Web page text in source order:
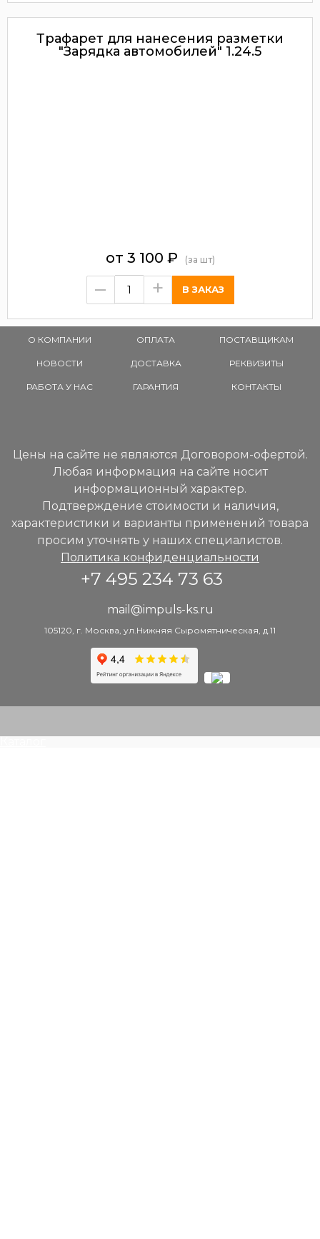
Трафарет для нанесения разметки
"Зарядка автомобилей" 1.24.5
от 3 100 ₽ (за шт)
– +
О КОМПАНИИ
НОВОСТИ
РАБОТА У НАС
ОПЛАТА
ДОСТАВКА
ГАРАНТИЯ
ПОСТАВЩИКАМ
РЕКВИЗИТЫ
КОНТАКТЫ
Цены на сайте не являются Договором-офертой.
Любая информация на сайте носит
информационный характер.
Подтверждение стоимости и наличия,
характеристики и варианты применений товара
просим уточнять у наших специалистов.
Политика конфиденциальности
+7 495 234 73 63
mail@impuls-ks.ru
105120, г. Москва, ул.Нижняя Сыромятническая, д.11